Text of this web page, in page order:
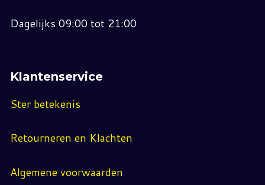
Dagelijks 09:00 tot 21:00
Klantenservice
Ster betekenis
Retourneren en Klachten
Algemene voorwaarden